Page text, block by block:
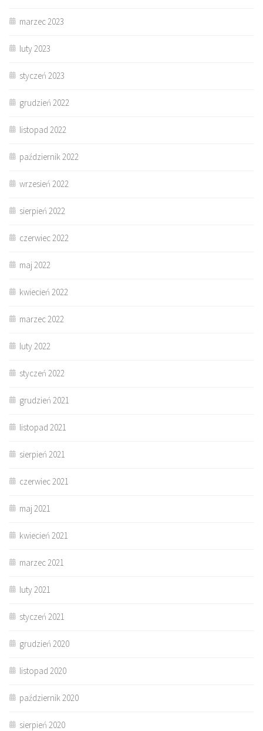
marzec 2023
luty 2023
styczeń 2023
grudzień 2022
listopad 2022
październik 2022
wrzesień 2022
sierpień 2022
czerwiec 2022
maj 2022
kwiecień 2022
marzec 2022
luty 2022
styczeń 2022
grudzień 2021
listopad 2021
sierpień 2021
czerwiec 2021
maj 2021
kwiecień 2021
marzec 2021
luty 2021
styczeń 2021
grudzień 2020
listopad 2020
październik 2020
sierpień 2020